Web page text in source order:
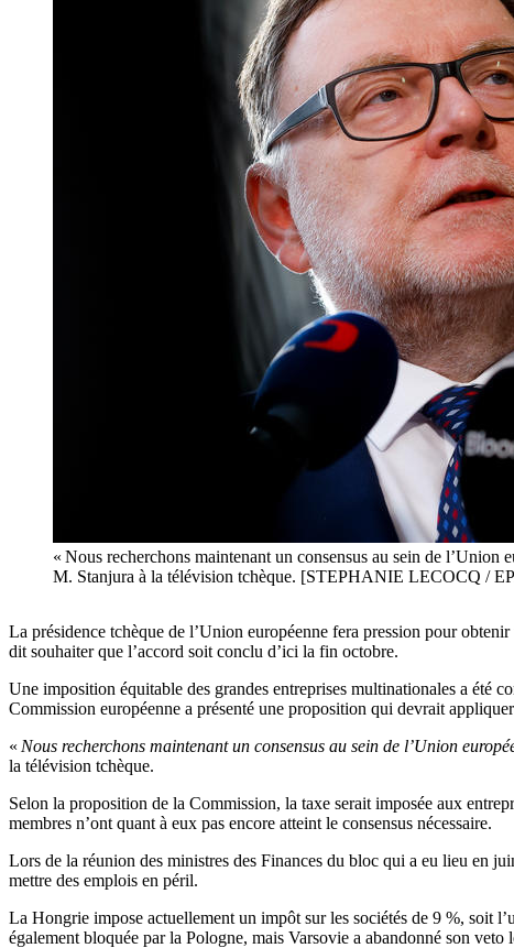
« Nous recherchons maintenant un consensus au sein de
M. Stanjura à la télévision tchèque. [STEPHANIE LECOCQ /
La présidence tchèque de l’Union européenne fera pression pour
dit souhaiter que l’accord soit conclu d’ici la fin octobre.
Une imposition équitable des grandes entreprises multinationales a été
Commission européenne a présenté une proposition qui devrait
« Nous recherchons maintenant un consensus au sein de l’Union
la télévision tchèque.
Selon la proposition de la Commission, la taxe serait imposée aux
membres n’ont quant à eux pas encore atteint le consensus nécessaire.
Lors de la réunion des ministres des Finances du bloc qui a eu lieu en
mettre des emplois en péril.
La Hongrie impose actuellement un impôt sur les sociétés de 9 %, soit
également bloquée par la Pologne, mais Varsovie a abandonné son